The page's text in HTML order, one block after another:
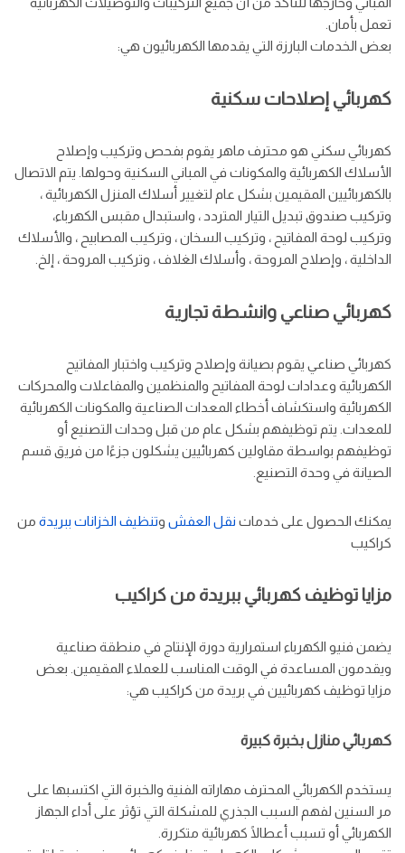
تعمل بأمان.
بعض الخدمات البارزة التي يقدمها الكهربائيون هي:
كهربائي إصلاحات سكنية
كهربائي سكني هو محترف ماهر يقوم بفحص وتركيب وإصلاح
الأسلاك الكهربائية والمكونات في المباني السكنية وحولها. يتم الاتصال
بالكهربائيين المقيمين بشكل عام لتغيير أسلاك المنزل الكهربائية ،
وتركيب صندوق تبديل التيار المتردد ، واستبدال مقبس الكهرباء،
وتركيب لوحة المفاتيح ، وتركيب السخان ، وتركيب المصابيح ، والأسلاك
الداخلية ، وإصلاح المروحة ، وأسلاك الغلاف ، وتركيب المروحة ، إلخ.
كهربائي صناعي وانشطة تجارية
كهربائي صناعي يقوم بصيانة وإصلاح وتركيب واختبار المفاتيح
الكهربائية وعدادات لوحة المفاتيح والمنظمين والمفاعلات والمحركات
الكهربائية واستكشاف أخطاء المعدات الصناعية والمكونات الكهربائية
للمعدات. يتم توظيفهم بشكل عام من قبل وحدات التصنيع أو
توظيفهم بواسطة مقاولين كهربائيين يشكلون جزءًا من فريق قسم
الصيانة في وحدة التصنيع.
يمكنك الحصول على خدمات نقل العفش وتنظيف الخزانات ببريدة من
كراكيب
مزايا توظيف كهربائي ببريدة من كراكيب
يضمن فنيو الكهرباء استمرارية دورة الإنتاج في منطقة صناعية
ويقدمون المساعدة في الوقت المناسب للعملاء المقيمين. بعض
مزايا توظيف كهربائيين في بريدة من كراكيب هي:
كهربائي منازل بخبرة كبيرة
يستخدم الكهربائي المحترف مهاراته الفنية والخبرة التي اكتسبها على
مر السنين لفهم السبب الجذري للمشكلة التي تؤثر على أداء الجهاز
الكهربائي أو تسبب أعطالًا كهربائية متكررة.